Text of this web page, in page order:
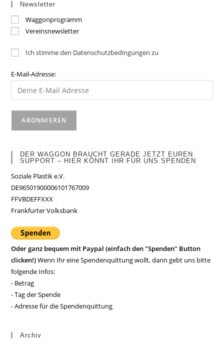
Newsletter
Waggonprogramm
Vereinsnewsletter
Ich stimme den Datenschutzbedingungen zu
E-Mail-Adresse:
DER WAGGON BRAUCHT GERADE JETZT EUREN
SUPPORT – HIER KÖNNT IHR FÜR UNS SPENDEN
Soziale Plastik e.V.
DE96501900006101767009
FFVBDEFFXXX
Frankfurter Volksbank
Oder ganz bequem mit Paypal (einfach den "Spenden" Button
clicken!)Wenn Ihr eine Spendenquittung wollt, dann gebt uns bitte
folgende Infos:
- Betrag
- Tag der Spende
- Adresse für die Spendenquittung
Archiv